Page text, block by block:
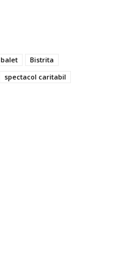
balet
Bistrita
spectacol caritabil